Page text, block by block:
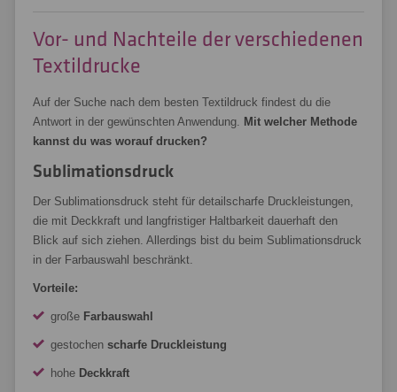
Vor- und Nachteile der verschiedenen
Textildrucke
Auf der Suche nach dem besten Textildruck findest du die
Antwort in der gewünschten Anwendung. Mit welcher Methode
kannst du was worauf drucken?
Sublimationsdruck
Der Sublimationsdruck steht für detailscharfe Druckleistungen,
die mit Deckkraft und langfristiger Haltbarkeit dauerhaft den
Blick auf sich ziehen. Allerdings bist du beim Sublimationsdruck
in der Farbauswahl beschränkt.
Vorteile:
große Farbauswahl
gestochen scharfe Druckleistung
hohe Deckkraft